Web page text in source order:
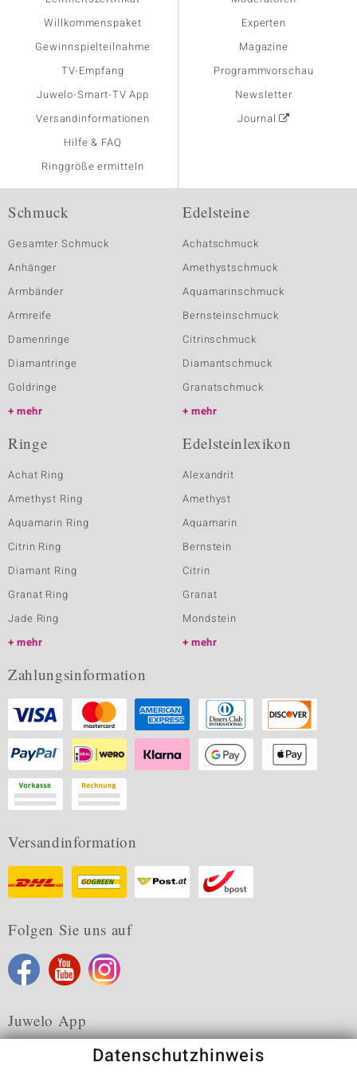
Willkommenspaket
Gewinnspielteilnahme
TV-Empfang
Juwelo-Smart-TV App
Versandinformationen
Hilfe & FAQ
Ringgröße ermitteln
Experten
Magazine
Programmvorschau
Newsletter
Journal
Schmuck
Gesamter Schmuck
Anhänger
Armbänder
Armreife
Damenringe
Diamantringe
Goldringe
mehr
Edelsteine
Achatschmuck
Amethystschmuck
Aquamarinschmuck
Bernsteinschmuck
Citrinschmuck
Diamantschmuck
Granatschmuck
mehr
Ringe
Achat Ring
Amethyst Ring
Aquamarin Ring
Citrin Ring
Diamant Ring
Granat Ring
Jade Ring
mehr
Edelsteinlexikon
Alexandrit
Amethyst
Aquamarin
Bernstein
Citrin
Granat
Mondstein
mehr
Zahlungsinformation
Versandinformation
Folgen Sie uns auf
Juwelo App
Datenschutzhinweis